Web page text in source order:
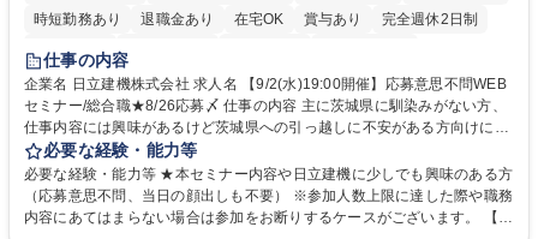
時短勤務あり
退職金あり 在宅OK 賞与あり
完全週休2日制
交通費支給
仕事の内容
企業名 日立建機株式会社 求人名 【9/2(水)19:00開催】応募意思不問WEB
セミナー/総合職★8/26応募〆 仕事の内容 主に茨城県に馴染みがない方、
仕事内容には興味があるけど茨城県への引っ越しに不安がある方向けに、
地域情報を中心としたWEBセミナーを実施します。地域情報、福利厚生情
報等をお伝えします。 【セミナー内容】■地域説明、周辺施設情報を中心
にお伝えし、住宅相場や実際に社員がどの地域に住んでどのような生活を
しているのかについてもお伝えします。日立建機には借上げ部屋制度、住
必要な経験・能力等
必要な経験・能力等 ★本セミナー内容や日立建機に少しでも興味のある方
（応募意思不問、当日の顔出しも不要） ※参加人数上限に達した際や職務
内容にあてはまらない場合は参加をお断りするケースがございます。 【主